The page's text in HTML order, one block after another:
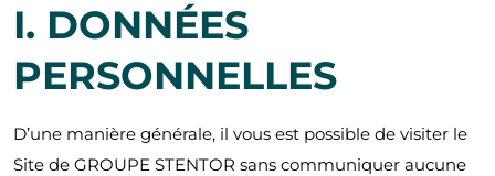
I. DONNÉES
PERSONNELLES
D’une manière générale, il vous est possible de visiter le
Site de GROUPE STENTOR sans communiquer aucune